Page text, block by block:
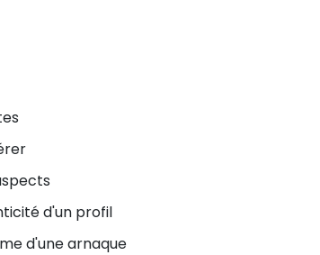
d'un profil
d'une arnaque